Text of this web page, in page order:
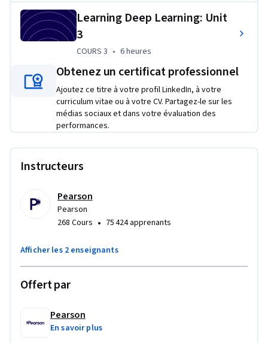
intelligence. The course  is suitable for developers, data
scientists, analysts, and learners with little or no prior
experience in machine learning or statistics.
Learning Deep Learning: Unit
3
COURS 3 6 heures
COURS 3 • 6 heures
Obtenez un certificat professionnel
Ajoutez ce titre à votre profil LinkedIn, à votre
curriculum vitae ou à votre CV. Partagez-le sur les
médias sociaux et dans votre évaluation des
performances.
Instructeurs
Pearson
Pearson
268 Cours • 75 424 apprenants
Afficher les 2 enseignants
Offert par
Pearson
En savoir plus